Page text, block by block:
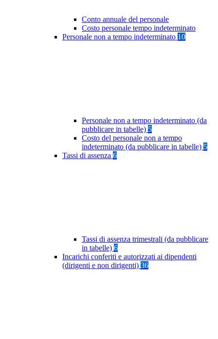
Conto annuale del personale
Costo personale tempo indeterminato
Personale non a tempo indeterminato 10
Personale non a tempo indeterminato (da
pubblicare in tabelle) 5
Costo del personale non a tempo
indeterminato (da pubblicare in tabelle) 5
Tassi di assenza 6
Tassi di assenza trimestrali (da pubblicare
in tabelle) 6
Incarichi conferiti e autorizzati ai dipendenti
(dirigenti e non dirigenti) 36